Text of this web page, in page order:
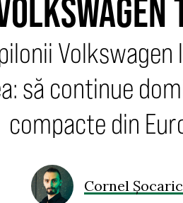
să continue
compacte din
Cornel